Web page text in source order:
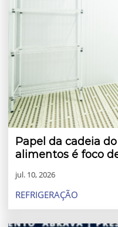
Papel da cadeia
alimentos é foco
jul. 10, 2026
REFRIGERAÇÃO